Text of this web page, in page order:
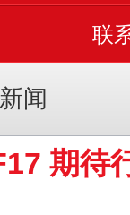
联
闻
期待